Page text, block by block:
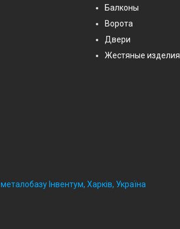
Балконы
Ворота
Двери
Жестяные изделия
Інвентум, Харків, Україна